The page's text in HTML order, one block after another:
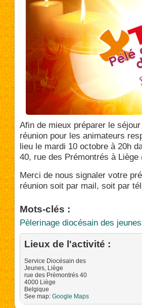
Afin de mieux préparer le
réunion pour les animateurs
lieu le mardi 10 octobre à 20h
40, rue des Prémontrés à Liège
Merci de nous signaler votre
réunion soit par mail, soit par
Mots-clés :
Pèlerinage diocésain des
Lieux de l'activité :
Service Diocésain des
Jeunes, Liège
rue des Prémontrés 40
4000 Liège
Belgique
See map: Google Maps